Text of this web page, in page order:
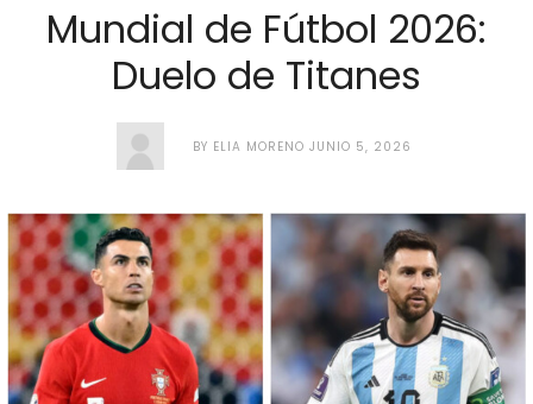
Mundial de Fútbol 2026:
Duelo de Titanes
BY ELIA MORENO JUNIO 5, 2026